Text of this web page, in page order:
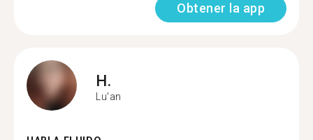
Obtener la app
H.
Lu'an